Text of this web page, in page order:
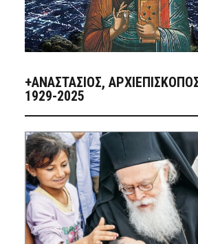
+ΑΝΑΣΤΆΣΙΟΣ,
1929-2025